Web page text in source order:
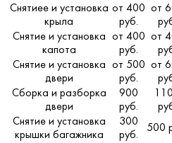
Снятиее и установка
крыла
от 400
руб.
от
Снятие и установка
капота
от 400
руб.
от
Снятие и установка
двери
от 500
руб.
от
Сборка и разборка
двери
900
руб.
Снятие и установка
крышки багажника
300
руб.
500